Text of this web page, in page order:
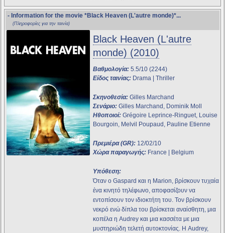
- Information for the movie *Black Heaven (L'autre monde)*...
(Πληροφορίες για την ταινία)
Black Heaven (L'autre
monde) (2010)
Βαθμολογία: 5.5/10 (2244)
Είδος ταινίας: Drama | Thriller
Σκηνοθεσία: Gilles Marchand
Σενάριο: Gilles Marchand, Dominik Moll
Ηθοποιοί: Grégoire Leprince-Ringuet, Louise
Bourgoin, Melvil Poupaud, Pauline Etienne
Πρεμιέρα (GR): 12/02/10
Χώρα παραγωγής: France | Belgium
Υπόθεση:
Όταν ο Gaspard και η Marion, βρίσκουν τυχαία
ένα κινητό τηλέφωνο, αποφασίζουν να
εντοπίσουν τον ιδιοκτήτη του. Τον βρίσκουν
νεκρό ενώ δίπλα του βρίσκεται αναίσθητη, μια
κοπέλα η Audrey και μια κασσέτα με μια
μυστηριώδη τελετή αυτοκτονίας. Η Audrey,